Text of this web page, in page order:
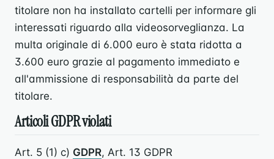
titolare non ha installato cartelli per informare gli
interessati riguardo alla videosorveglianza. La
multa originale di 6.000 euro è stata ridotta a
3.600 euro grazie al pagamento immediato e
all'ammissione di responsabilità da parte del
titolare.
Articoli GDPR violati
Art. 5 (1) c) GDPR, Art. 13 GDPR